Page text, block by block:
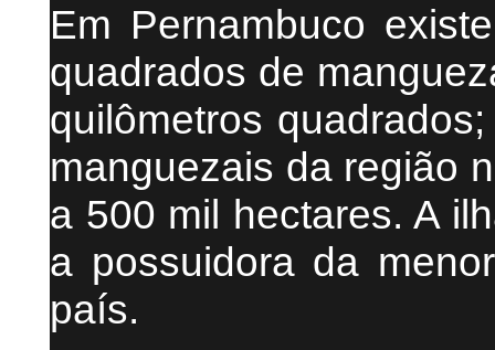
Em Pernambuco
quadrados de
quilômetros
manguezais da região
a 500 mil hectares. A
a possuidora da
país.